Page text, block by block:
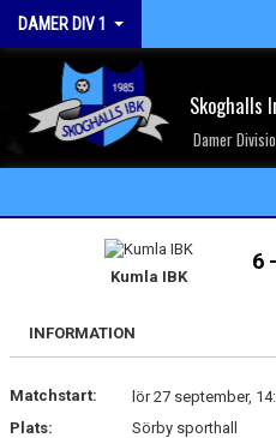
DAMER DIV 1
Skoghalls
Damer
KALENDER
MATCHER
Kumla IBK
6
INFORMATION
Matchstart:
lör 27 september,
Plats:
Sörby sporthall